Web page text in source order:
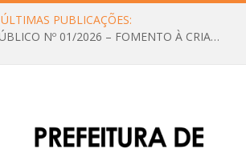
ÚLTIMAS PUBLICAÇÕES:
CHAMAMENTO PÚBLICO Nº 01/2026 – FOMENTO À CRIAÇÃO E A CIRCULAÇÃO DE PRODUÇÕES CULTURAIS – Aldir Blanc